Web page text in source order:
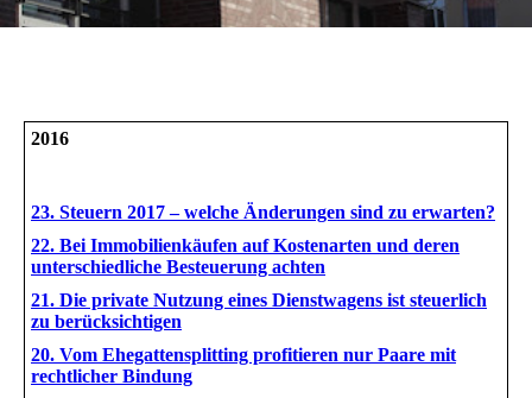
2016
23. Steuern 2017 – welche Änderungen sind zu erwarten?
22. Bei Immobilienkäufen auf Kostenarten und deren
unterschiedliche Besteuerung achten
21. Die private Nutzung eines Dienstwagens ist steuerlich
zu berücksichtigen
20. Vom Ehegattensplitting profitieren nur Paare mit
rechtlicher Bindung